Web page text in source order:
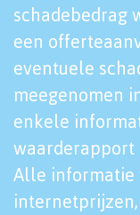
schadebedrag
een
eventuele
meegenomen
enkele
waarderapport
Alle informatie